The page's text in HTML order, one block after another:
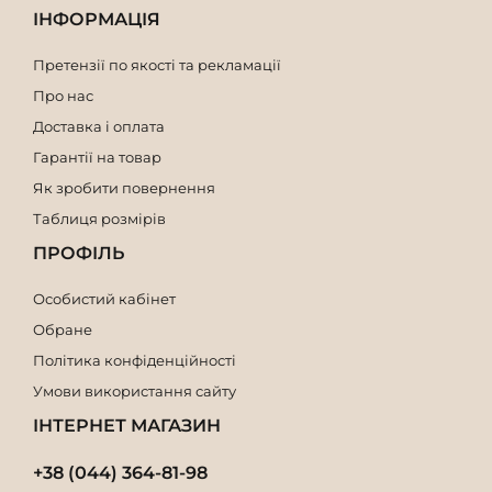
ІНФОРМАЦІЯ
Претензії по якості та рекламації
Про нас
Доставка і оплата
Гарантії на товар
Як зробити повернення
Таблиця розмірів
ПРОФІЛЬ
Особистий кабінет
Обране
Політика конфіденційності
Умови використання сайту
ІНТЕРНЕТ МАГАЗИН
+38 (044) 364-81-98